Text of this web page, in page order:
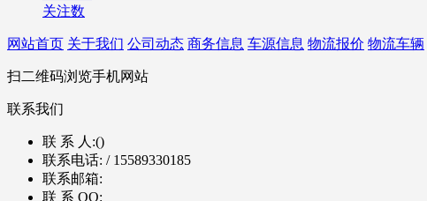
关注数
网站首页 关于我们 公司动态 商务信息 车源信息 物流报价 物流车辆
扫二维码浏览手机网站
联系我们
联 系 人:()
联系电话: / 15589330185
联系邮箱:
联 系 QQ: